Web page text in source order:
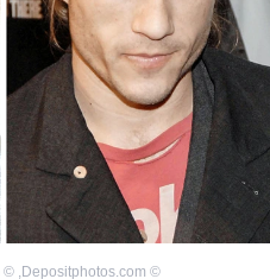
©
Depositphotos.com
,
©